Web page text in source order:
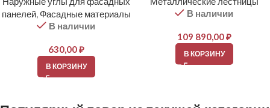
панелей, Фасадные материалы
В наличии
630,00₽
В КОРЗИНУ
В наличии
109 890,00₽
В КОРЗИНУ